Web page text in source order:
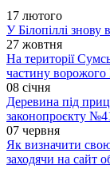
17 лютого
У Білопіллі знову
27 жовтня
На території
частину
08 січня
Деревина під
законопроєкту
07 червня
Як визначити
заходячи на сайт